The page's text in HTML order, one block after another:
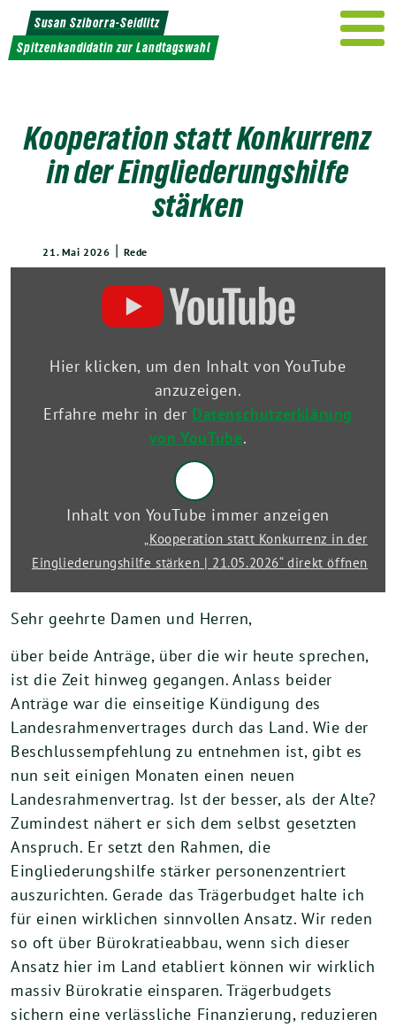
Weiter
zum
Inhalt
Susan Sziborra-Seidlitz
Spitzenkandidatin zur Landtagswahl
Kooperation statt Konkurrenz
in der Eingliederungshilfe
stärken
21. Mai 2026 |Rede
Eingliederungshilfe
21.05.2026“
Hier klicken, um den Inhalt von YouTube
anzuzeigen.
Erfahre mehr in der Datenschutzerklärung
von YouTube.
Inhalt von YouTube immer anzeigen
„Kooperation statt Konkurrenz in der
Eingliederungshilfe stärken | 21.05.2026“ direkt öffnen
Sehr geehrte Damen und Herren,
über beide Anträge, über die wir heute sprechen,
ist die Zeit hinweg gegangen. Anlass beider
Anträge war die einseitige Kündigung des
Landesrahmenvertrages durch das Land. Wie der
Beschlussempfehlung zu entnehmen ist, gibt es
nun seit einigen Monaten einen neuen
Landesrahmenvertrag. Ist der besser, als der Alte?
Zumindest nähert er sich dem selbst gesetzten
Anspruch. Er setzt den Rahmen, die
Eingliederungshilfe stärker personenzentriert
auszurichten. Gerade das Trägerbudget halte ich
für einen wirklichen sinnvollen Ansatz. Wir reden
so oft über Bürokratieabbau, wenn sich dieser
Ansatz hier im Land etabliert können wir wirklich
massiv Bürokratie einsparen. Trägerbudgets
sichern eine verlässliche Finanzierung, reduzieren